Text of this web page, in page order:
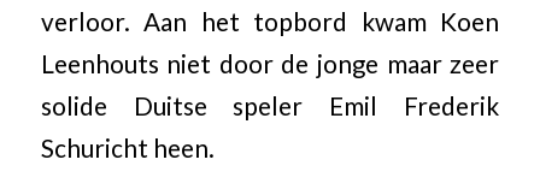
verloor. Aan het topbord kwam Koen
Leenhouts niet door de jonge maar zeer
solide Duitse speler Emil Frederik
Schuricht heen.